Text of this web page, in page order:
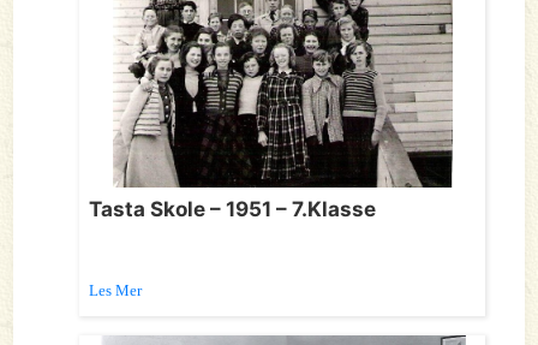
Tasta Skole – 1951 – 7.Klasse
Les Mer